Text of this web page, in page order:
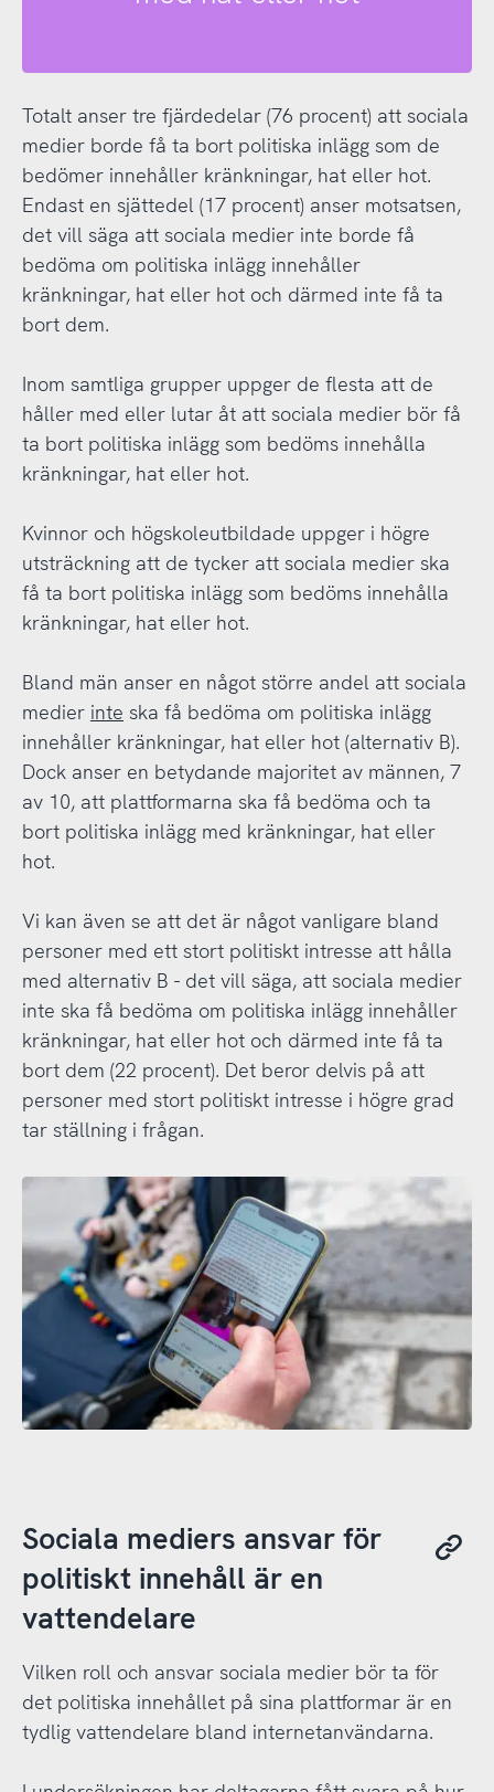
Totalt anser tre fjärdedelar (76 procent) att sociala
medier borde få ta bort politiska inlägg som de
bedömer innehåller kränkningar, hat eller hot.
Endast en sjättedel (17 procent) anser motsatsen,
det vill säga att sociala medier inte borde få
bedöma om politiska inlägg innehåller
kränkningar, hat eller hot och därmed inte få ta
bort dem.
Inom samtliga grupper uppger de flesta att de
håller med eller lutar åt att sociala medier bör få
ta bort politiska inlägg som bedöms innehålla
kränkningar, hat eller hot.
Kvinnor och högskoleutbildade uppger i högre
utsträckning att de tycker att sociala medier ska
få ta bort politiska inlägg som bedöms innehålla
kränkningar, hat eller hot.
Bland män anser en något större andel att sociala
medier inte ska få bedöma om politiska inlägg
innehåller kränkningar, hat eller hot (alternativ B).
Dock anser en betydande majoritet av männen, 7
av 10, att plattformarna ska få bedöma och ta
bort politiska inlägg med kränkningar, hat eller
hot.
Vi kan även se att det är något vanligare bland
personer med ett stort politiskt intresse att hålla
med alternativ B - det vill säga, att sociala medier
inte ska få bedöma om politiska inlägg innehåller
kränkningar, hat eller hot och därmed inte få ta
bort dem (22 procent). Det beror delvis på att
personer med stort politiskt intresse i högre grad
tar ställning i frågan.
Sociala mediers ansvar för
politiskt innehåll är en
vattendelare
Vilken roll och ansvar sociala medier bör ta för
det politiska innehållet på sina plattformar är en
tydlig vattendelare bland internetanvändarna.